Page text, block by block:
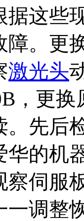
据这些
障。更
激光头
，更换
。先后
华的机
察伺服
一调整